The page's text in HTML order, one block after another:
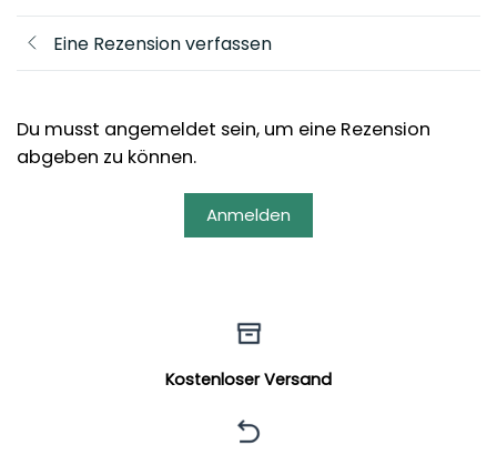
Eine Rezension verfassen
Du musst angemeldet sein, um eine Rezension
abgeben zu können.
Anmelden
Kostenloser Versand